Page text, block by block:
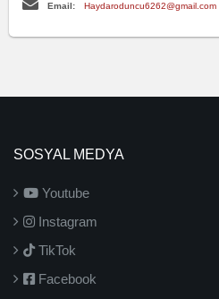
Email: Haydaroduncu6262@gmail.com
SOSYAL MEDYA
Youtube
Instagram
TikTok
Facebook